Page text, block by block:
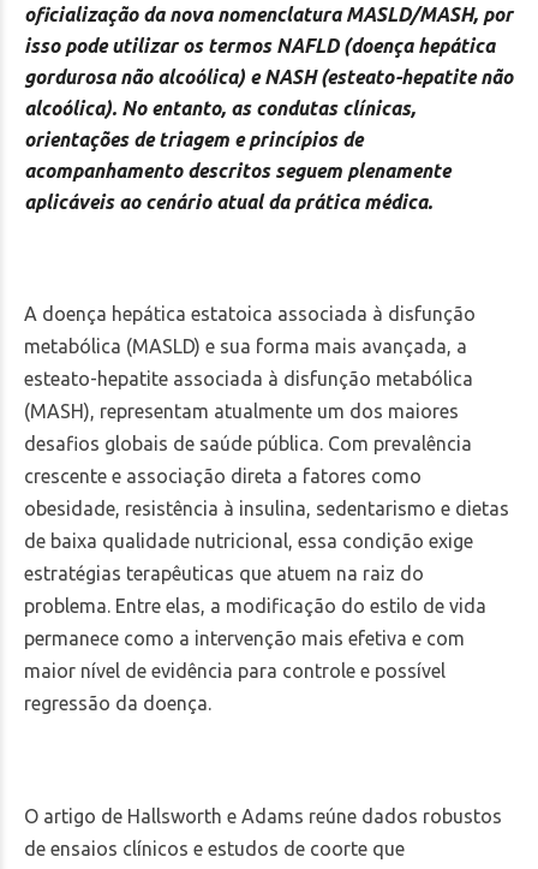
oficialização da nova nomenclatura MASLD/MASH, por
isso pode utilizar os termos NAFLD (doença hepática
gordurosa não alcoólica) e NASH (esteato-hepatite não
alcoólica). No entanto, as condutas clínicas,
orientações de triagem e princípios de
acompanhamento descritos seguem plenamente
aplicáveis ao cenário atual da prática médica.
A doença hepática estatoica associada à disfunção
metabólica (MASLD) e sua forma mais avançada, a
esteato-hepatite associada à disfunção metabólica
(MASH), representam atualmente um dos maiores
desafios globais de saúde pública. Com prevalência
crescente e associação direta a fatores como
obesidade, resistência à insulina, sedentarismo e dietas
de baixa qualidade nutricional, essa condição exige
estratégias terapêuticas que atuem na raiz do
problema. Entre elas, a modificação do estilo de vida
permanece como a intervenção mais efetiva e com
maior nível de evidência para controle e possível
regressão da doença.
O artigo de Hallsworth e Adams reúne dados robustos
de ensaios clínicos e estudos de coorte que